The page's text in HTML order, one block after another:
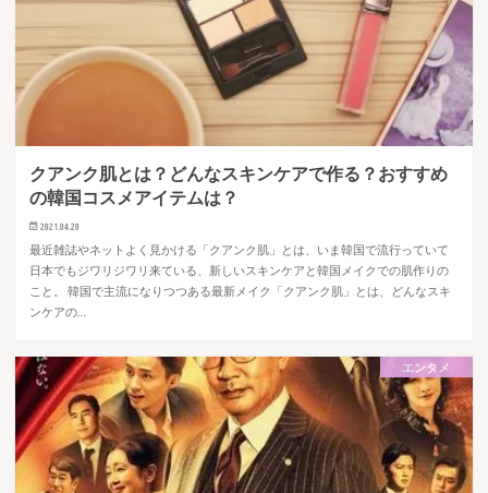
クアンク肌とは？どんなスキンケアで作る？おすすめ
の韓国コスメアイテムは？
2021.04.20
最近雑誌やネットよく見かける「クアンク肌」とは、いま韓国で流行っていて
日本でもジワリジワリ来ている、新しいスキンケアと韓国メイクでの肌作りの
こと。 韓国で主流になりつつある最新メイク「クアンク肌」とは、どんなスキ
ンケアの…
エンタメ